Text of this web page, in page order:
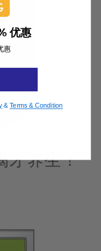
才养生！
优惠
惠
&Terms & Condition